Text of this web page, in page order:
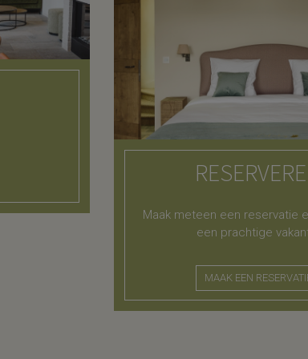
Maak meteen een reservatie
een prachtige
MAAK EEN